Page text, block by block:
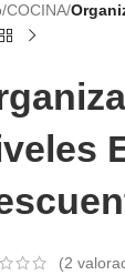
COCINA
(2